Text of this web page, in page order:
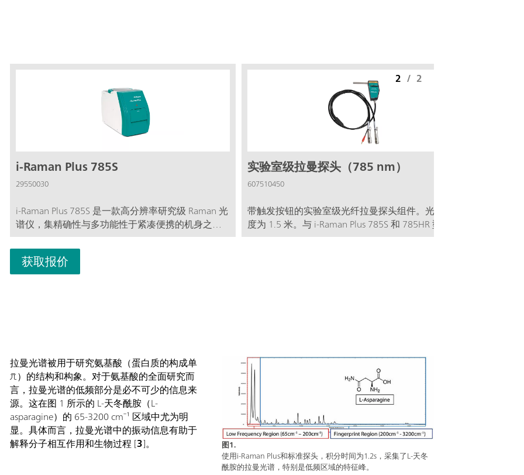
i-Raman Plus 785S
29550030
i-Raman Plus 785S 是一款高分辨率研究级 Raman 光
谱仪，集精确性与多功能性于紧凑便携的机身之
中。它配备 785 nm 激光器，光谱范围宽达65 至
3350 cm⁻¹，为定性和定量分析均提供卓越性能。其
TE 制冷 CCD 探测器可确保低噪声测量——即使在长
时间积分下也不例外——这使其非常适用于艺术品
到实地研究等各种挑战性操作环境中进行宽光谱范
围可靠 Raman 分析的团队，i-Raman Plus 785S 是理
想的选择。了解 i-Raman Plus 何以将研究级 Raman
性能融入便捷易用的仪器中：具备宽光谱覆盖范围
与高分辨率的光谱仪配置。; 该系统的设计体积小、
重量轻且能耗低，能够确保在任何位置进行科研等
级的拉曼分析。; i-Raman Plus 配备光纤探头，便于
采样，并可兼容比色皿支架、视频显微镜以及带探
实验室级拉曼探头（785 nm）
607510450
带触发按钮的实验室级光纤拉曼探头组件。光纤长
度为 1.5 米。与 i-Raman Plus 785S 和 785HR 型号兼
容。
2 / 2
获取报价
图1.
使用i-Raman Plus和标准探头，积分时间为1.2s，采集了L-天冬
酰胺的拉曼光谱，特别是低频区域的特征峰。
拉曼光谱被用于研究氨基酸（蛋白质的构成单
元）的结构和构象。对于氨基酸的全面研究而
言，拉曼光谱的低频部分是必不可少的信息来
源。这在图 1 所示的 L-天冬酰胺（L-
asparagine）的 65-3200 cm⁻¹ 区域中尤为明
显。具体而言，拉曼光谱中的振动信息有助于
解释分子相互作用和生物过程 [3]。